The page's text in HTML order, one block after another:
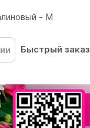
- М
Быстрый заказ